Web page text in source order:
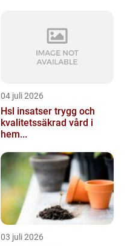
04 juli 2026
Hsl insatser trygg och
kvalitetssäkrad vård i
hem...
03 juli 2026